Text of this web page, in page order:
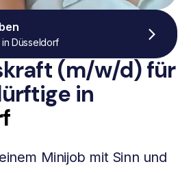
(m/w/d) für
in
Minijob mit Sinn und
Düsseldorf